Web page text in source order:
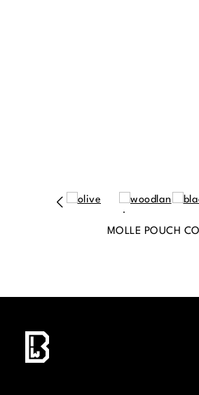
MOLLE POUCH